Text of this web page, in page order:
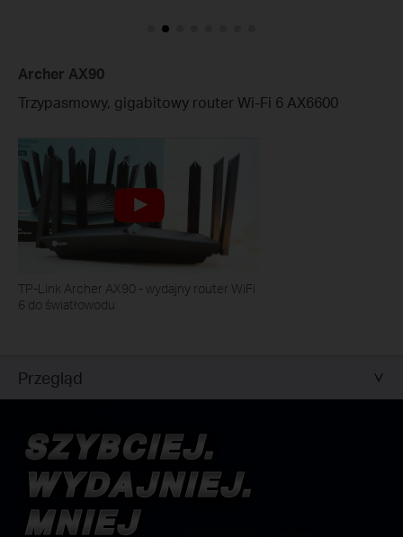
Archer AX90
Trzypasmowy, gigabitowy router Wi-Fi 6 AX6600
TP-Link Archer AX90 - wydajny router WiFi
6 do światłowodu
Przegląd
SZYBCIEJ.
WYDAJNIEJ.
MNIEJ
SZYBCIEJ.
WYDAJNIEJ.
MNIEJ